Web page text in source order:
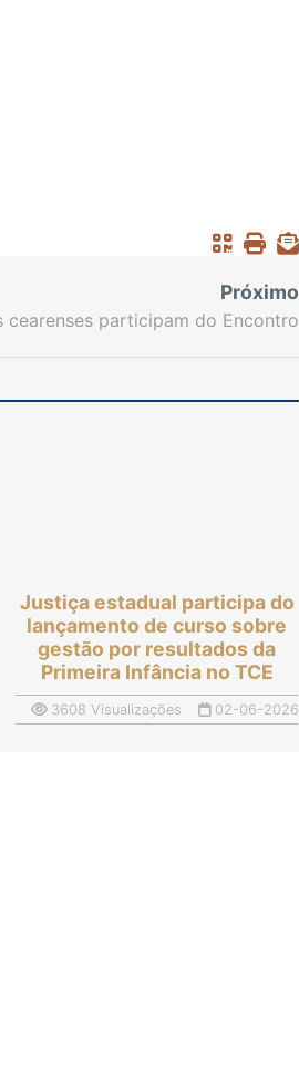
Próximo
cearenses participam do Encontro
Justiça estadual participa do
lançamento de curso sobre
gestão por resultados da
Primeira Infância no TCE
3608 Visualizações 02-06-2026